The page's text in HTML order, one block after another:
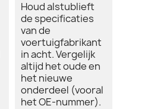
Houd alstublieft
de specificaties
van de
voertuigfabrikant
in acht. Vergelijk
altijd het oude en
het nieuwe
onderdeel (vooral
het OE-nummer).